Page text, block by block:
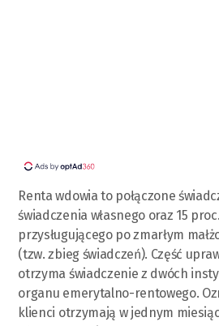
Renta wdowia to połączone
świadczenia własnego oraz 15
przysługującego po zmarłym
(tzw. zbieg świadczeń). Część
otrzyma świadczenie z dwóch
organu emerytalno-rentowego.
klienci otrzymają w jednym